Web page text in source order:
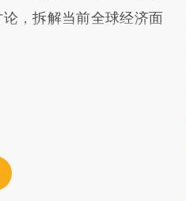
，拆解当前全球经济面